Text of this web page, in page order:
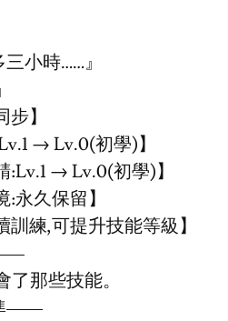
小時……』
】
→ Lv.0(初學)】
:Lv.1 → Lv.0(初學)】
:永久保留】
訓練,可提升技能等級】
那些技能。
——